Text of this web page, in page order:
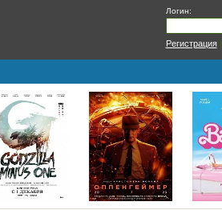
Логин:
Регистрация|